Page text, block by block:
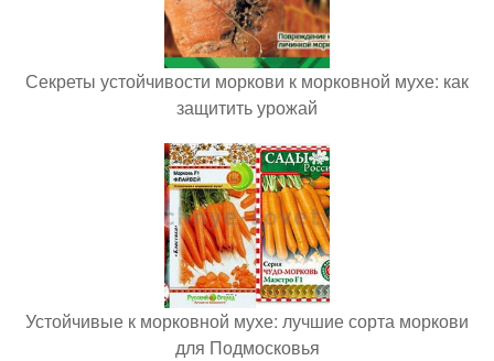
Секреты устойчивости моркови к морковной мухе: как
защитить урожай
Устойчивые к морковной мухе: лучшие сорта моркови
для Подмосковья